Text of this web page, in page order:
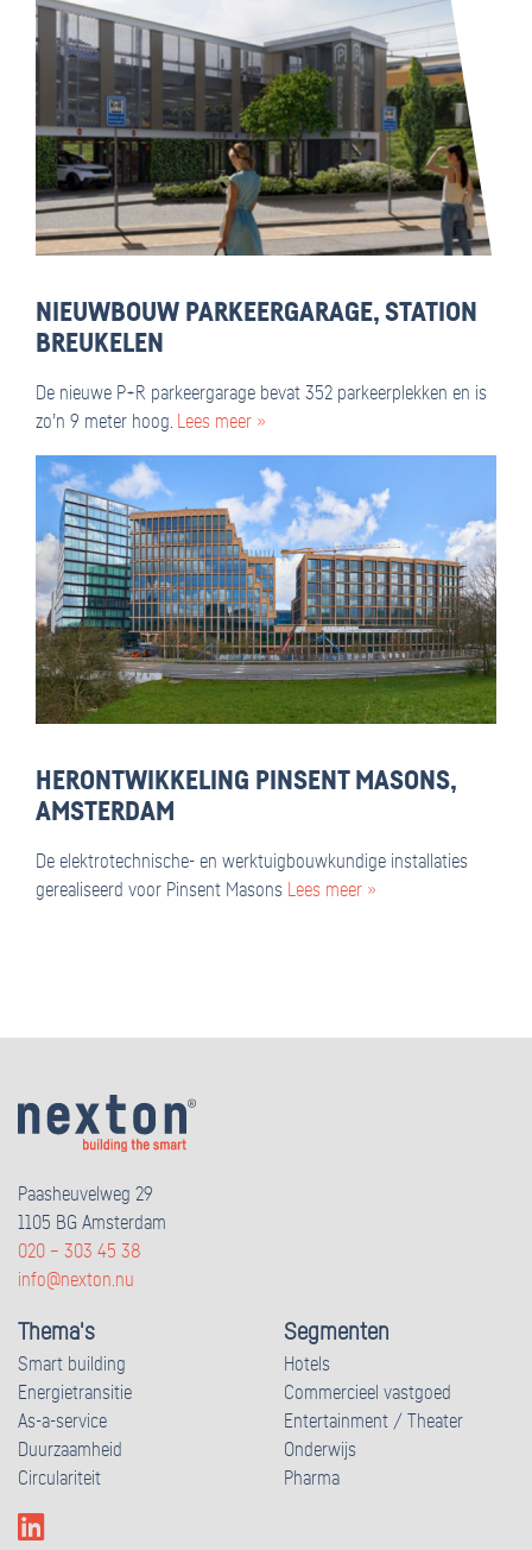
NIEUWBOUW PARKEERGARAGE, STATION
BREUKELEN
De nieuwe P+R parkeergarage bevat 352 parkeerplekken en is
zo’n 9 meter hoog.
Lees meer »
HERONTWIKKELING PINSENT MASONS,
AMSTERDAM
De elektrotechnische- en werktuigbouwkundige installaties
gerealiseerd voor Pinsent Masons Lees meer »
Paasheuvelweg 29
1105 BG Amsterdam
020 – 303 45 38
info@nexton.nu
Thema's
Smart building
Energietransitie
As-a-service
Duurzaamheid
Circulariteit
Segmenten
Hotels
Commercieel vastgoed
Entertainment / Theater
Onderwijs
Pharma